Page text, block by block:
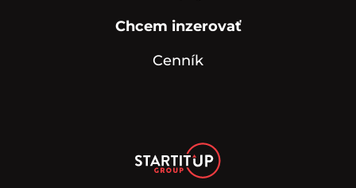
Chcem inzerovať
Cenník